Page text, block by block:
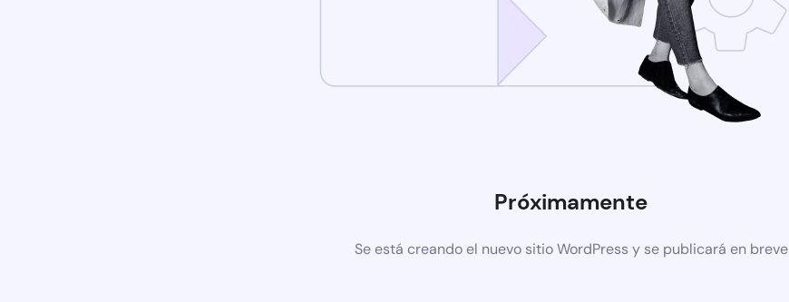
Próximamente
Se está creando el nuevo sitio WordPress y se publicará en breve